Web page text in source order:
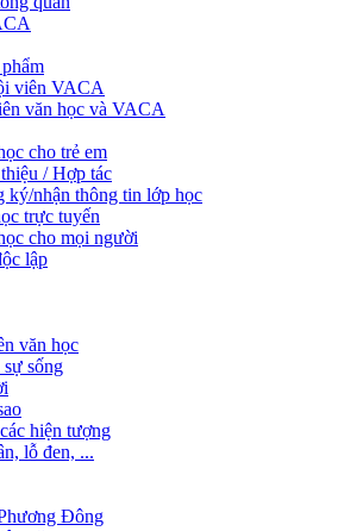
viên VACA
văn học và VACA
cho trẻ em
/ Hợp tác
ký/nhận thông tin lớp học
trực tuyến
cho mọi người
lập
văn học
sống
hiện tượng
lỗ đen, ...
Đông